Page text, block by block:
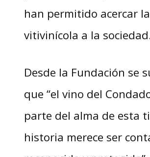
han permitido acercar
vitivinícola a la
Desde la Fundación se
que “el vino del
parte del alma de esta
historia merece ser